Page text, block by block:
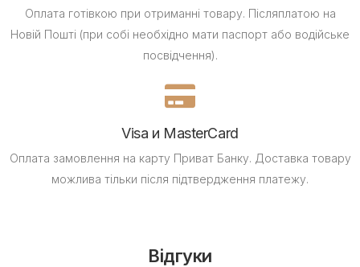
Оплата готівкою при отриманні товару. Післяплатою на
Новій Пошті (при собі необхідно мати паспорт або водійське
посвідчення).
Visa и MasterCard
Оплата замовлення на карту Приват Банку. Доставка товару
можлива тільки після підтвердження платежу.
Відгуки